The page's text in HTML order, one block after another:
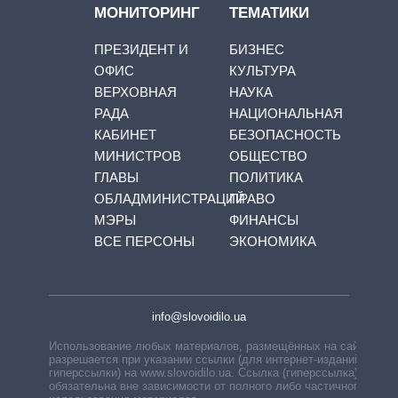
МОНИТОРИНГ
ПРЕЗИДЕНТ И
ОФИС
ВЕРХОВНАЯ
РАДА
КАБИНЕТ
МИНИСТРОВ
ГЛАВЫ
ОБЛАДМИНИСТРАЦИЙ
МЭРЫ
ВСЕ ПЕРСОНЫ
ТЕМАТИКИ
БИЗНЕС
КУЛЬТУРА
НАУКА
НАЦИОНАЛЬНАЯ
БЕЗОПАСНОСТЬ
ОБЩЕСТВО
ПОЛИТИКА
ПРАВО
ФИНАНСЫ
ЭКОНОМИКА
info@slovoidilo.ua
Использование любых материалов, размещённых на сайте,
разрешается при указании ссылки (для интернет-изданий —
гиперссылки) на www.slovoidilo.ua. Ссылка (гиперссылка)
обязательна вне зависимости от полного либо частичного